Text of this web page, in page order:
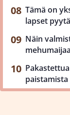
Tämä on
lapset
Näin
mehumaijaa
paistamista